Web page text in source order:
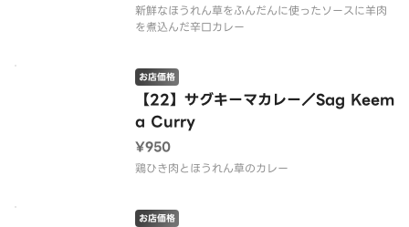
新鮮なほうれん草をふんだんに使ったソースに羊肉
を煮込んだ辛口カレー
【22】サグキーマカレー／Sag Keem
a Curry
お店価格
¥950
鶏ひき肉とほうれん草のカレー
お店価格